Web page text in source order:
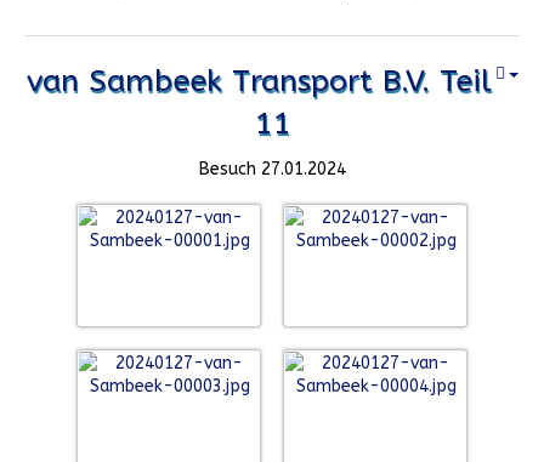
van Sambeek Transport B.V. Teil
11
Besuch 27.01.2024